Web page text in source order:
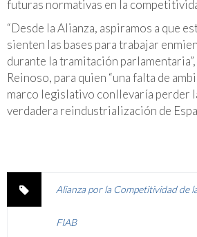
futuras normativas en la
“Desde la Alianza, aspiramos a que
sienten las bases para trabajar
durante la tramitación
Reinoso, para quien “una falta de
marco legislativo conllevaría perder
verdadera reindustrialización de
Alianza por la Competitividad de
FIAB